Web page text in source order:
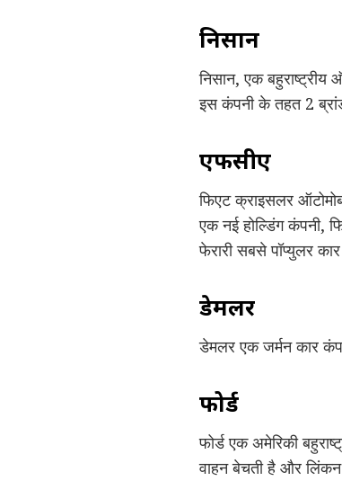
निसान
निसान, एक बहुराष्ट्रीय
इस कंपनी के तहत 2
एफसीए
फिएट क्राइसलर
एक नई होल्डिंग कंपनी,
फेरारी सबसे पॉप्युलर
डेमलर
डेमलर एक जर्मन कार
फोर्ड
फोर्ड एक अमेरिकी
वाहन बेचती है और